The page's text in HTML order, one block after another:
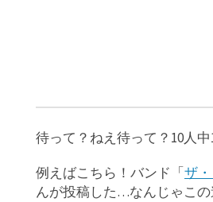
待って？ねえ待って？10人
例えばこちら！バンド「ザ
んが投稿した…なんじゃこの